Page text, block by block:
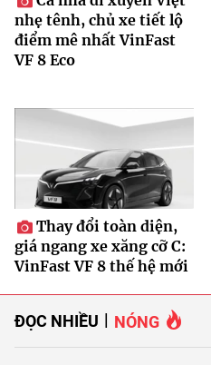
nhẹ tênh, chủ xe tiết lộ
điểm mê nhất VinFast
VF 8 Eco
Thay đổi toàn diện,
giá ngang xe xăng cỡ C:
VinFast VF 8 thế hệ mới
ĐỌC NHIỀU NÓNG